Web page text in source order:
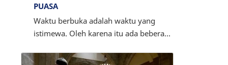
PUASA
Waktu berbuka adalah waktu yang
istimewa. Oleh karena itu ada beberapa
puasa. Agar momen berbuka puasa